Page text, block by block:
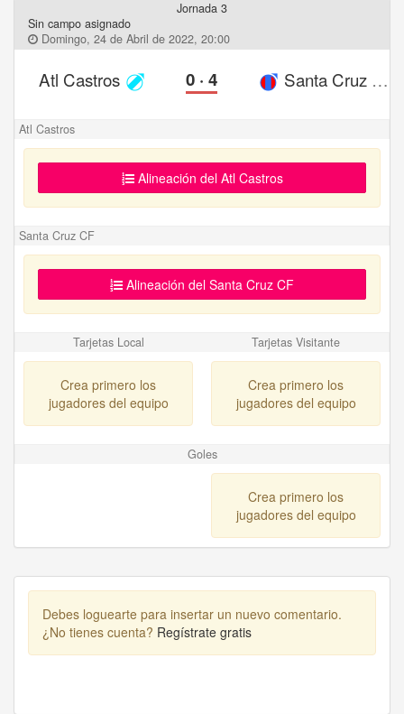
Jornada 3
Sin campo asignado
Domingo, 24 de Abril de 2022, 20:00
Atl Castros 0 ·4 Santa Cruz CF
Atl Castros
Alineación del Atl Castros
Santa Cruz CF
Alineación del Santa Cruz CF
Tarjetas Local Tarjetas Visitante
Crea primero los
jugadores del equipo
Crea primero los
jugadores del equipo
Goles
Crea primero los
jugadores del equipo
Debes loguearte para insertar un nuevo comentario.
¿No tienes cuenta? Regístrate gratis